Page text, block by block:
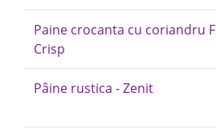
Paine crocanta cu coriandru
Crisp
Pâine rustica - Zenit